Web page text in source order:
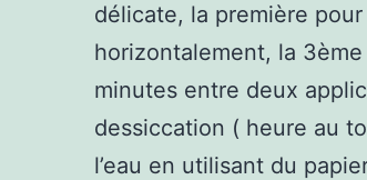
délicate, la première
horizontalement, la
minutes entre deux
dessiccation ( heure au
l’eau en utilisant du